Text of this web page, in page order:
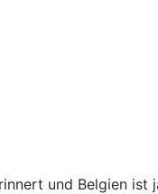
und Belgien ist